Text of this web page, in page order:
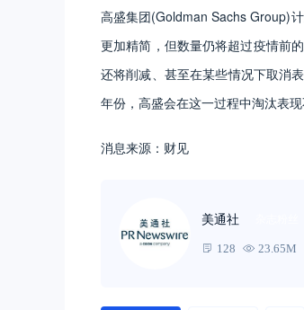
高盛集团(Goldman Sachs Group)
更加精简，但数量仍将超过疫情前
还将削减、甚至在某些情况下取消
年份，高盛会在这一过程中淘汰表
消息来源：财见
美通社
128 23.65M